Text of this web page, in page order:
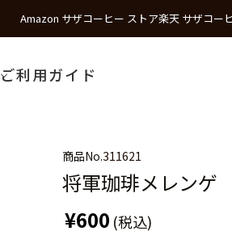
Amazon サザコーヒー ストア楽天 サザコー
ご利用ガイド
商品No.311621
将軍珈琲メレンゲ
¥600 (税込)